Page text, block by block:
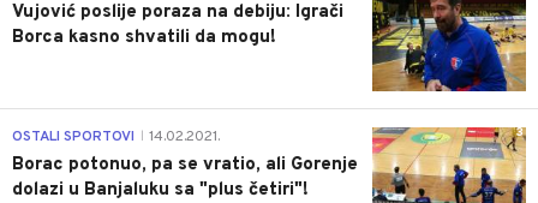
Vujović poslije poraza na debiju: Igrači
Borca kasno shvatili da mogu!
3
OSTALI SPORTOVI 14.02.2021.
Borac potonuo, pa se vratio, ali Gorenje
dolazi u Banjaluku sa "plus četiri"!